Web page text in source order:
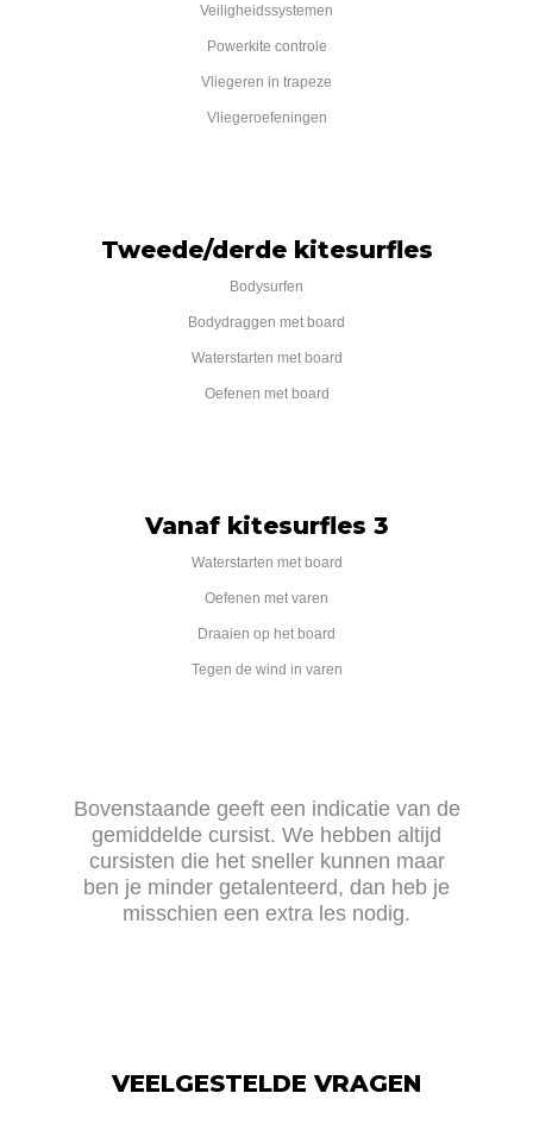
Veiligheidssystemen
Powerkite controle
Vliegeren in trapeze
Vliegeroefeningen
Tweede/derde kitesurfles
Bodysurfen
Bodydraggen met board
Waterstarten met board
Oefenen met board
Vanaf kitesurfles 3
Waterstarten met board
Oefenen met varen
Draaien op het board
Tegen de wind in varen
Bovenstaande geeft een indicatie van de
gemiddelde cursist. We hebben altijd
cursisten die het sneller kunnen maar
ben je minder getalenteerd, dan heb je
misschien een extra les nodig.
VEELGESTELDE VRAGEN